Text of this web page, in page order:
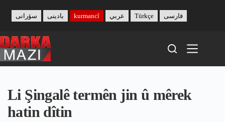
content
بادینی سۆرانی kurmancî عربي Türkçe فارسی
Li Şingalê termên jin û mêrek
hatin dîtin